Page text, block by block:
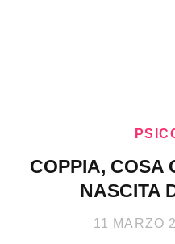
COPPIA, COSA
NASCITA
11 MARZO